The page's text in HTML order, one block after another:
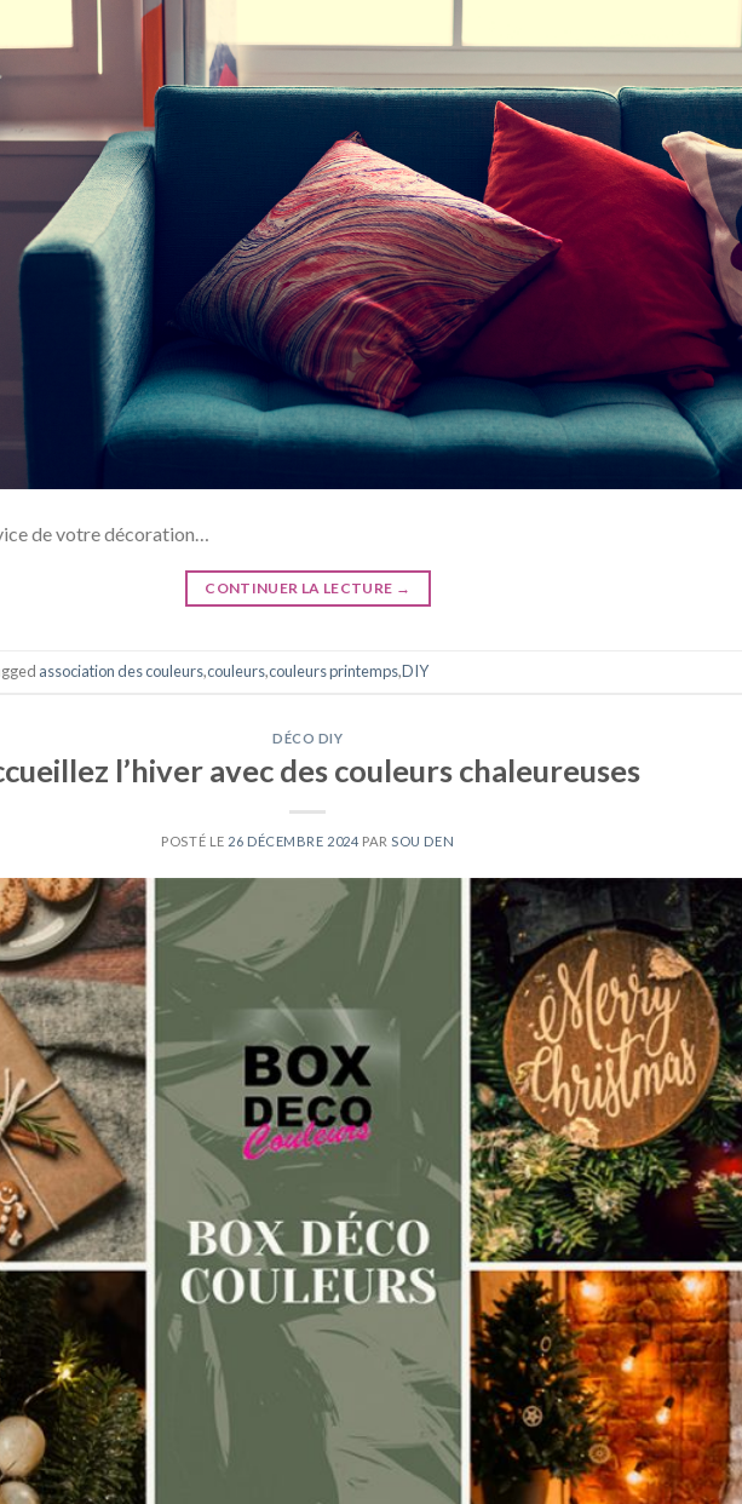
de votre décoration…
CONTINUER LA LECTURE →
association des couleurs,couleurs,couleurs printemps,DIY
DÉCO DIY
l’hiver avec des couleurs chaleureuses
POSTÉ LE 26 DÉCEMBRE 2024 PARSOU DEN